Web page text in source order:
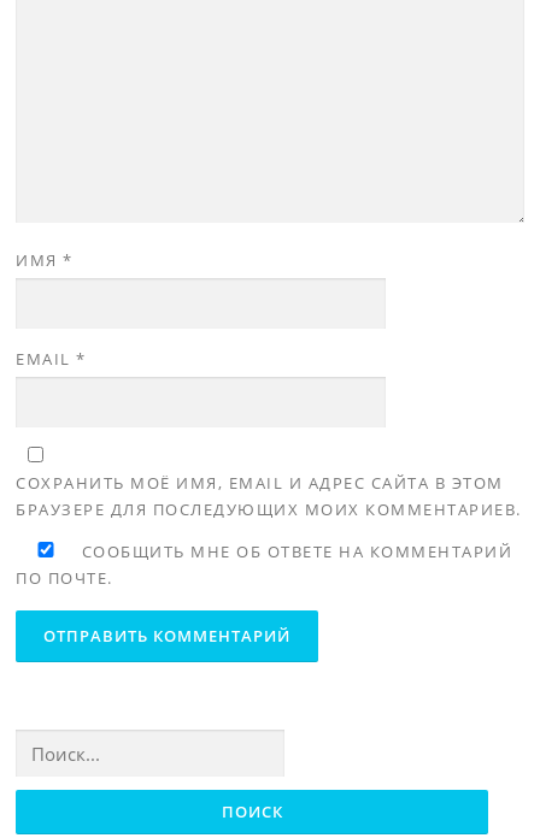
ИМЯ*
EMAIL*
СОХРАНИТЬ МОЁ ИМЯ, EMAIL И АДРЕС САЙТА В ЭТОМ
БРАУЗЕРЕ ДЛЯ ПОСЛЕДУЮЩИХ МОИХ КОММЕНТАРИЕВ.
СООБЩИТЬ МНЕ ОБ ОТВЕТЕ НА КОММЕНТАРИЙ
ПО ПОЧТЕ.